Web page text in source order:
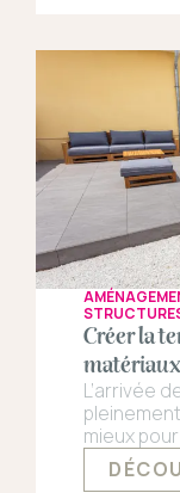
et de
quoi
Créer la
matériaux
L’arrivée
mieux